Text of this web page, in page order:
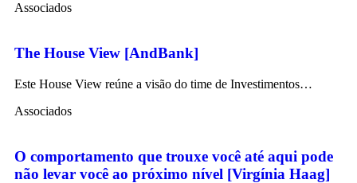
Associados
The House View [AndBank]
Este House View reúne a visão do time de Investimentos…
Associados
O comportamento que trouxe você até aqui pode
não levar você ao próximo nível [Virgínia Haag]